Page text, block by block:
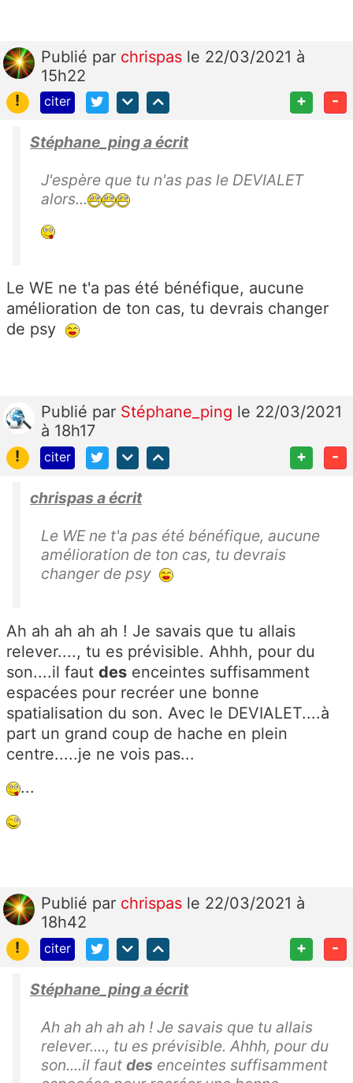
Publié par chrispas le 22/03/2021 à
15h22
!
citer + -
Stéphane_ping a écrit
J'espère que tu n'as pas le DEVIALET
alors...
Le WE ne t'a pas été bénéfique, aucune
amélioration de ton cas, tu devrais changer
de psy
Publié par Stéphane_ping le 22/03/2021
à 18h17
!
citer + -
chrispas a écrit
Le WE ne t'a pas été bénéfique, aucune
amélioration de ton cas, tu devrais
changer de psy
Ah ah ah ah ah ! Je savais que tu allais
relever...., tu es prévisible. Ahhh, pour du
son....il faut des enceintes suffisamment
espacées pour recréer une bonne
spatialisation du son. Avec le DEVIALET....à
part un grand coup de hache en plein
centre.....je ne vois pas...
...
Publié par chrispas le 22/03/2021 à
18h42
!
citer + -
Stéphane_ping a écrit
Ah ah ah ah ah ! Je savais que tu allais
relever...., tu es prévisible. Ahhh, pour du
son....il faut des enceintes suffisamment